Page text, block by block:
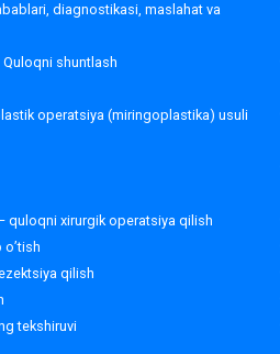
diagnostikasi, maslahat va
Quloqni shuntlash
operatsiya (miringoplastika) usuli
quloqni xirurgik operatsiya qilish
qilish
tekshiruvi